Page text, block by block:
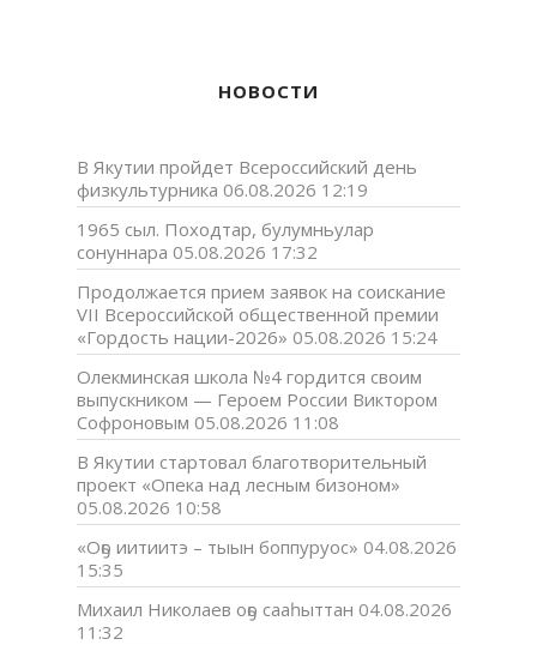
НОВОСТИ
В Якутии пройдет Всероссийский день
физкультурника 06.08.2026 12:19
1965 сыл. Походтар, булумньулар
сонуннара 05.08.2026 17:32
Продолжается прием заявок на соискание
VII Всероссийской общественной премии
«Гордость нации-2026» 05.08.2026 15:24
Олекминская школа №4 гордится своим
выпускником — Героем России Виктором
Софроновым 05.08.2026 11:08
В Якутии стартовал благотворительный
проект «Опека над лесным бизоном»
05.08.2026 10:58
«Оҕо иитиитэ – тыын боппуруос» 04.08.2026
15:35
Михаил Николаев оҕо сааһыттан 04.08.2026
11:32